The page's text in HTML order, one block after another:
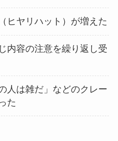
ヒヤリハット）が増えた
内容の注意を繰り返し受
人は雑だ」などのクレー
た